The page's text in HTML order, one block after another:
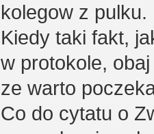
kolegow z pulku.
Kiedy taki fakt,
w protokole,
ze warto
Co do cytatu o